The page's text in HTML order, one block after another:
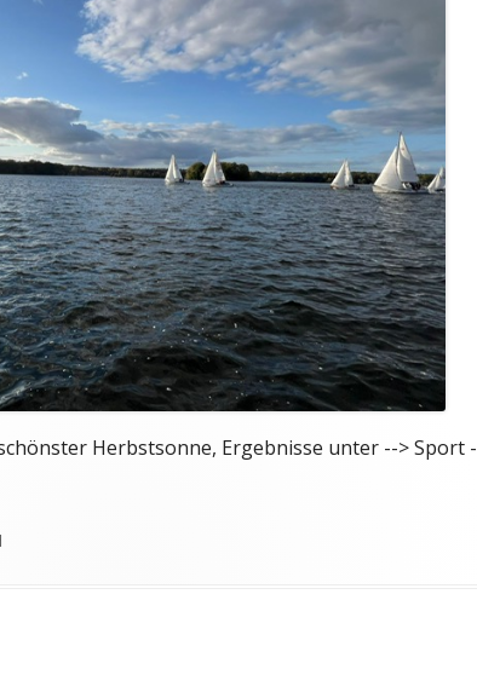
Herbstsonne, Ergebnisse unter --> Sport -